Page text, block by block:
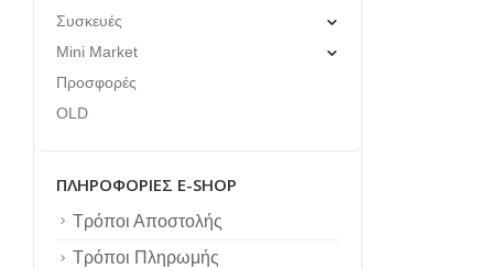
Συσκευές
Mini Market
Προσφορές
OLD
ΠΛΗΡΟΦΟΡΊΕΣ E-SHOP
Τρόποι Αποστολής
Τρόποι Πληρωμής